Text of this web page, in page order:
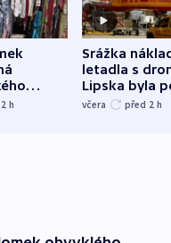
o
h
Srážka
letadla s
Lipska byla
německého
včera před 2 h